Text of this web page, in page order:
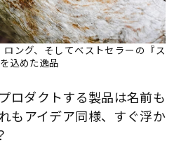
ロング、そしてベストセラーの『ス
込めた逸品
ロダクトする製品は名前も
もアイデア同様、すぐ浮か